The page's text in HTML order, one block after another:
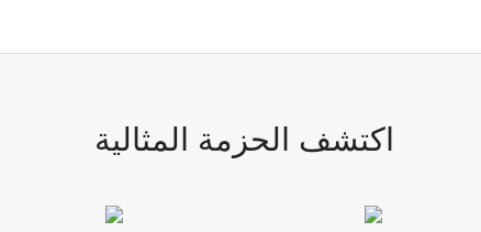
اكتشف الحزمة المثالية